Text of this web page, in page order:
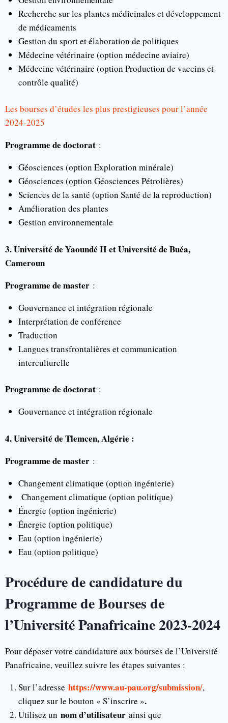
Recherche sur les plantes médicinales et développement
de médicaments
Gestion du sport et élaboration de politiques
Médecine vétérinaire (option médecine aviaire)
Médecine vétérinaire (option Production de vaccins et
contrôle qualité)
Les bourses d’études les plus prestigieuses pour l’année
2024-2025
Programme de doctorat :
Géosciences (option Exploration minérale)
Géosciences (option Géosciences Pétrolières)
Sciences de la santé (option Santé de la reproduction)
Amélioration des plantes
Gestion environnementale
3. Université de Yaoundé II et Université de Buéa,
Cameroun
Programme de master :
Gouvernance et intégration régionale
Interprétation de conférence
Traduction
Langues transfrontalières et communication
interculturelle
Programme de doctorat :
Gouvernance et intégration régionale
4. Université de Tlemcen, Algérie :
Programme de master :
Changement climatique (option ingénierie)
Changement climatique (option politique)
Énergie (option ingénierie)
Énergie (option politique)
Eau (option ingénierie)
Eau (option politique)
Procédure de candidature du
Programme de Bourses de
l’Université Panafricaine 2023-2024
Pour déposer votre candidature aux bourses de l’Université
Panafricaine, veuillez suivre les étapes suivantes :
Sur l’adresse https://www.au-pau.org/submission/,
cliquez sur le bouton « S’inscrire ».
Utilisez un nom d’utilisateurainsi que